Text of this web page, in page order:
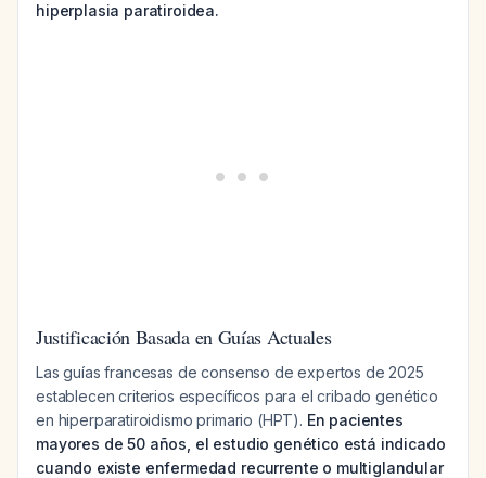
hiperplasia paratiroidea.
Justificación Basada en Guías Actuales
Las guías francesas de consenso de expertos de 2025
establecen criterios específicos para el cribado genético
en hiperparatiroidismo primario (HPT). En pacientes
mayores de 50 años, el estudio genético está indicado
cuando existe enfermedad recurrente o multiglandular